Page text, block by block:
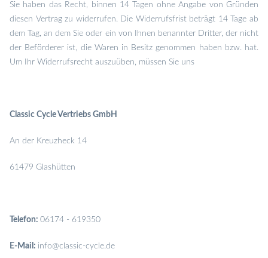
Sie haben das Recht, binnen 14 Tagen ohne Angabe von Gründen
diesen Vertrag zu widerrufen. Die Widerrufsfrist beträgt 14 Tage ab
dem Tag, an dem Sie oder ein von Ihnen benannter Dritter, der nicht
der Beförderer ist, die Waren in Besitz genommen haben bzw. hat.
Um Ihr Widerrufsrecht auszuüben, müssen Sie uns
Classic Cycle Vertriebs GmbH
An der Kreuzheck 14
61479 Glashütten
Telefon: 06174 - 619350
E-Mail: info@classic-cycle.de